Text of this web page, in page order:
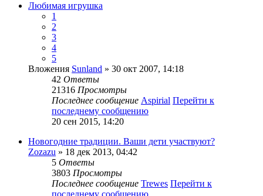
Любимая игрушка
1
2
3
4
5
Вложения Sunland » 30 окт 2007, 14:18
42 Ответы
21316 Просмотры
Последнее сообщение Aspirial Перейти к
последнему сообщению
20 сен 2015, 14:20
Новогодние традиции. Ваши дети участвуют?
Zozazu » 18 дек 2013, 04:42
5 Ответы
3803 Просмотры
Последнее сообщение Trewes Перейти к
последнему сообщению